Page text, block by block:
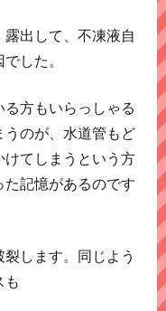
出して、不凍液自
した。
方もいらっしゃる
のが、水道管もど
てしまうという方
記憶があるのです
します。同じよう
も